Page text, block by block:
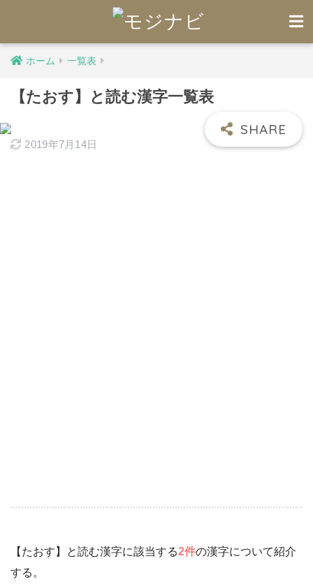
ホーム 一覧表
【たおす】と読む漢字一覧表
2019年7月14日
【たおす】と読む漢字に該当する2件の漢字について紹介
する。